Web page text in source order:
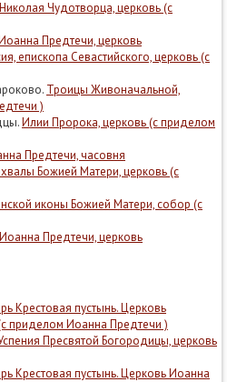
Николая Чудотворца, церковь (с
Предтечи, церковь
епископа Севастийского, церковь (с
Троицы Живоначальной,
)
Илии Пророка, церковь (с приделом
Предтечи, часовня
Божией Матери, церковь (с
иконы Божией Матери, собор (с
Иоанна Предтечи, церковь
Крестовая пустынь. Церковь
приделом Иоанна Предтечи )
Пресвятой Богородицы, церковь
Крестовая пустынь. Церковь Иоанна